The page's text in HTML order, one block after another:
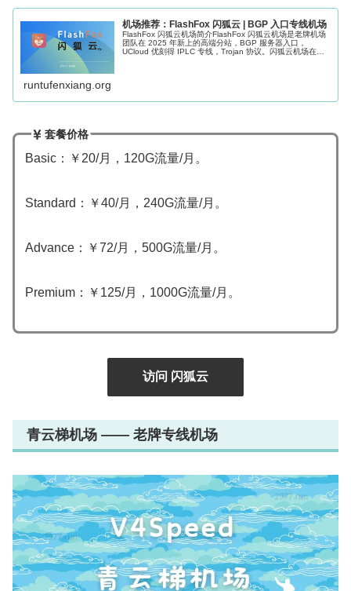
机场推荐：FlashFox 闪狐云 | BGP 入口专线机场
FlashFox 闪狐云机场简介FlashFox 闪狐云机场是老牌机场
团队在 2025 年新上的高端分站，BGP 服务器入口，
UCloud 优刻得 IPLC 专线，Trojan 协议。闪狐云机场在高
runtufenxiang.org
套餐价格
Basic：￥20/月，120G流量/月。
Standard：￥40/月，240G流量/月。
Advance：￥72/月，500G流量/月。
Premium：￥125/月，1000G流量/月。
访问 闪狐云
青云梯机场 —— 老牌专线机场